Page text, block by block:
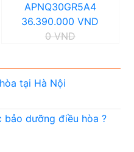
APNQ30GR5A4
36.390.000 VND
0 VND
tại Hà Nội
bảo dưỡng điều hòa ?